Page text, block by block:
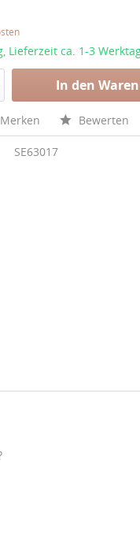
Lieferzeit ca. 1-3
In den
Merken Bewerten
SE63017